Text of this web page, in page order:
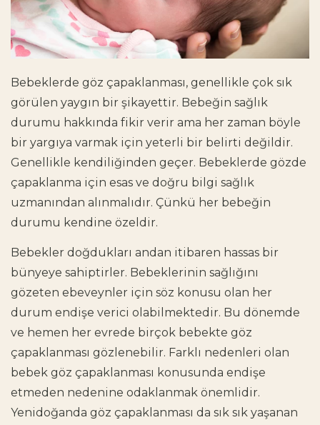
Bebeklerde göz çapaklanması, genellikle çok sık
görülen yaygın bir şikayettir. Bebeğin sağlık
durumu hakkında fikir verir ama her zaman böyle
bir yargıya varmak için yeterli bir belirti değildir.
Genellikle kendiliğinden geçer. Bebeklerde gözde
çapaklanma için esas ve doğru bilgi sağlık
uzmanından alınmalıdır. Çünkü her bebeğin
durumu kendine özeldir.
Bebekler doğdukları andan itibaren hassas bir
bünyeye sahiptirler. Bebeklerinin sağlığını
gözeten ebeveynler için söz konusu olan her
durum endişe verici olabilmektedir. Bu dönemde
ve hemen her evrede birçok bebekte göz
çapaklanması gözlenebilir. Farklı nedenleri olan
bebek göz çapaklanması konusunda endişe
etmeden nedenine odaklanmak önemlidir.
Yenidoğanda göz çapaklanması da sık sık yaşanan